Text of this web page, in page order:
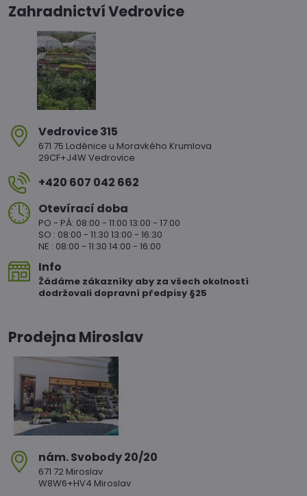
Zahradnictví Vedrovice
Vedrovice 315
671 75 Loděnice u Moravkého Krumlova
29CF+J4W Vedrovice
+420 607 042 662
Otevírací doba
PO - PÁ: 08:00 - 11:00 13:00 - 17:00
SO : 08:00 - 11:30 13:00 - 16:30
NE : 08:00 - 11:30 14:00 - 16:00
Info
Žádáme zákazníky aby za všech okolností
dodržovali dopravní předpisy §25
Prodejna Miroslav
nám​. Svobody 20/20
671 72 Miroslav
W8W6+HV4 Miroslav